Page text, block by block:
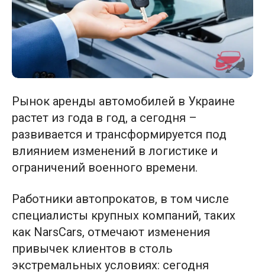
Рынок аренды автомобилей в Украине
растет из года в год, а сегодня –
развивается и трансформируется под
влиянием изменений в логистике и
ограничений военного времени.
Работники автопрокатов, в том числе
специалисты крупных компаний, таких
как NarsCars, отмечают изменения
привычек клиентов в столь
экстремальных условиях: сегодня